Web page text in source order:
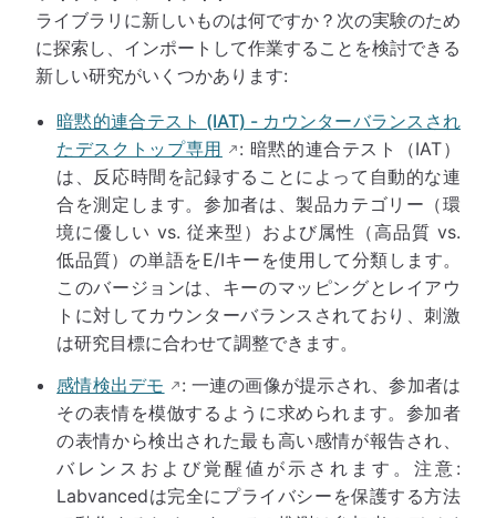
ライブラリに新しいものは何ですか？次の実験のため
に探索し、インポートして作業することを検討できる
新しい研究がいくつかあります:
暗黙的連合テスト (IAT) - カウンターバランスされ
たデスクトップ専用
: 暗黙的連合テスト（IAT）
は、反応時間を記録することによって自動的な連
合を測定します。参加者は、製品カテゴリー（環
境に優しい vs. 従来型）および属性（高品質 vs.
低品質）の単語をE/Iキーを使用して分類します。
このバージョンは、キーのマッピングとレイアウ
トに対してカウンターバランスされており、刺激
は研究目標に合わせて調整できます。
感情検出デモ
: 一連の画像が提示され、参加者は
その表情を模倣するように求められます。参加者
の表情から検出された最も高い感情が報告され、
バレンスおよび覚醒値が示されます。注意:
Labvancedは完全にプライバシーを保護する方法